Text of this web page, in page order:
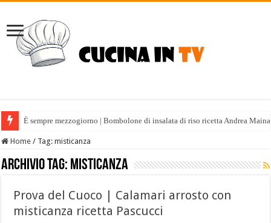
È sempre mezzogiorno | Bombolone di insalata di riso ricetta Andrea
Home / Tag:misticanza
Archivio tag: misticanza
Prova del Cuoco | Calamari arrosto con
misticanza ricetta Pascucci